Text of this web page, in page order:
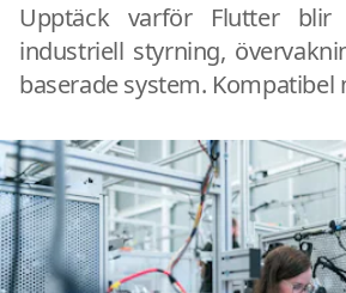
Upptäck varför Flutter
industriell styrning,
baserade system. Kompatibel